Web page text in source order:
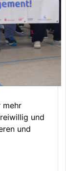
mehr
und
und